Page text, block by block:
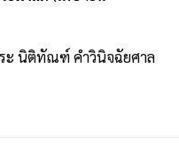
ะ นิติทัณฑ์ คำวินิจฉัยศาล